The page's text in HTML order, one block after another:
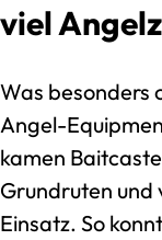
viel
Was besonders
Angel-
kamen
Grundruten und
Einsatz. So